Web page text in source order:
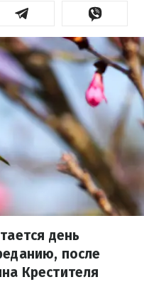
день
после
Крестителя